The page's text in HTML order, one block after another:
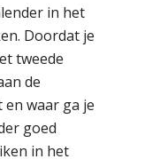
in het
Doordat je
tweede
de
waar ga je
goed
in het